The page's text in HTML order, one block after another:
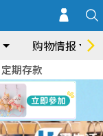
购物情报
定期存款